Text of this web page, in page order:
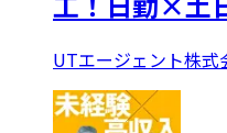
UTエージェント株